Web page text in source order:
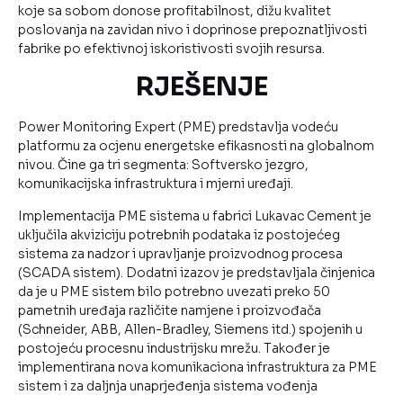
koje sa sobom donose profitabilnost, dižu kvalitet
poslovanja na zavidan nivo i doprinose prepoznatljivosti
fabrike po efektivnoj iskoristivosti svojih resursa.
RJEŠENJE
Power Monitoring Expert (PME) predstavlja vodeću
platformu za ocjenu energetske efikasnosti na globalnom
nivou. Čine ga tri segmenta: Softversko jezgro,
komunikacijska infrastruktura i mjerni uređaji.
Implementacija PME sistema u fabrici Lukavac Cement je
uključila akviziciju potrebnih podataka iz postojećeg
sistema za nadzor i upravljanje proizvodnog procesa
(SCADA sistem). Dodatni izazov je predstavljala činjenica
da je u PME sistem bilo potrebno uvezati preko 50
pametnih uređaja različite namjene i proizvođača
(Schneider, ABB, Allen-Bradley, Siemens itd.) spojenih u
postojeću procesnu industrijsku mrežu. Također je
implementirana nova komunikaciona infrastruktura za PME
sistem i za daljnja unaprjeđenja sistema vođenja